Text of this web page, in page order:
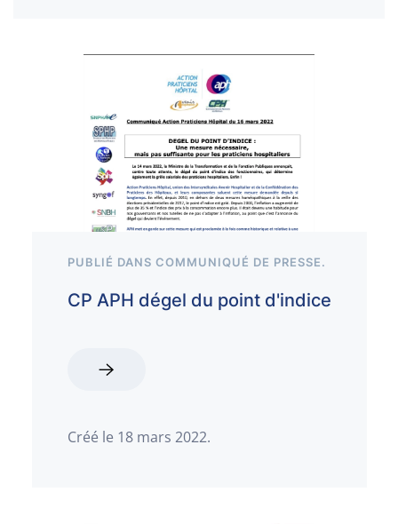
PUBLIÉ DANS COMMUNIQUÉ DE PRESSE.
CP APH dégel du point d'indice
Créé le 18 mars 2022.